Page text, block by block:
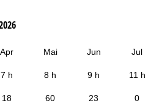
Apr Mai Jun Jul
7 h 8 h 9 h 11 h
18 60 23 0